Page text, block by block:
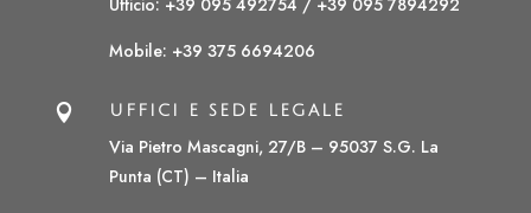
Mobile: +39 375 6694206
 UFFICI E SEDE LEGALE
Via Pietro Mascagni, 27/B – 95037 S.G. La
Punta (CT) – Italia